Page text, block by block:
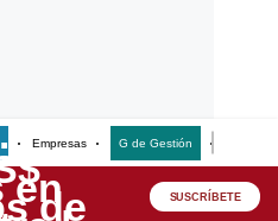
Empresas G de Gestión
SUSCRÍBETE